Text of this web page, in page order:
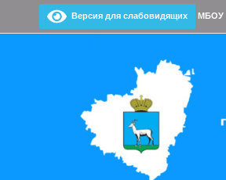
Версия для слабовидящих МБОУ